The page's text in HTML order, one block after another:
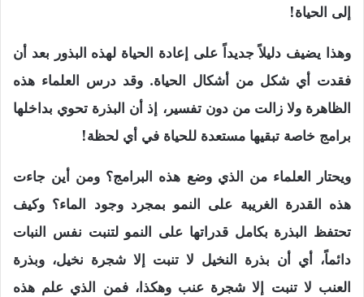
إلى الحياة!
وهذا يضيف دليلاً جديداً على إعادة الحياة لهذه البذور بعد أن
فقدت أي شكل من أشكال الحياة. وقد درس العلماء هذه
الظاهرة ولا زالت من دون تفسير، إذ أن البذرة تحوي بداخلها
برامج خاصة تبقيها مستعدة للحياة في أي لحظة!
ويحتار العلماء من الذي وضع هذه البرامج؟ ومن أين جاءت
هذه القدرة الغريبة على النمو بمجرد وجود الماء؟ وكيف
تحتفظ البذرة بكامل قدراتها على النمو لتنبت نفس النبات
دائماً، أي أن بذرة النخيل لا تنبت إلا شجرة نخيل، وبذرة
العنب لا تنبت إلا شجرة عنب وهكذا، فمن الذي علم هذه